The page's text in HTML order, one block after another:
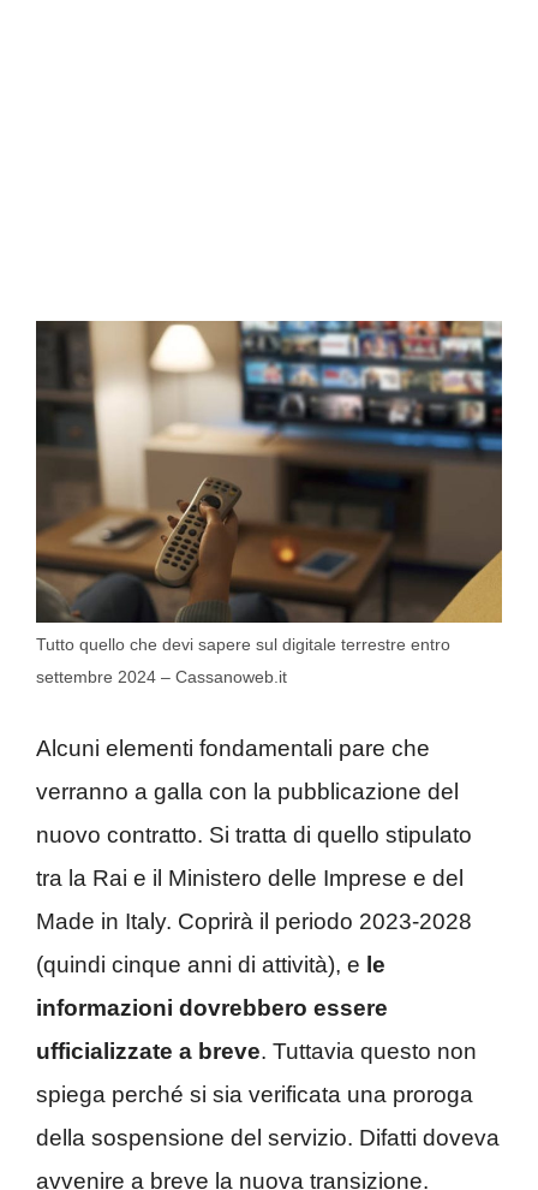
Tutto quello che devi sapere sul digitale terrestre entro
settembre 2024 – Cassanoweb.it
Alcuni elementi fondamentali pare che
verranno a galla con la pubblicazione del
nuovo contratto. Si tratta di quello stipulato
tra la Rai e il Ministero delle Imprese e del
Made in Italy. Coprirà il periodo 2023-2028
(quindi cinque anni di attività), e le
informazioni dovrebbero essere
ufficializzate a breve. Tuttavia questo non
spiega perché si sia verificata una proroga
della sospensione del servizio. Difatti doveva
avvenire a breve la nuova transizione.